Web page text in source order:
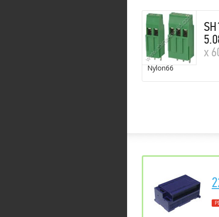
х
Nylon66